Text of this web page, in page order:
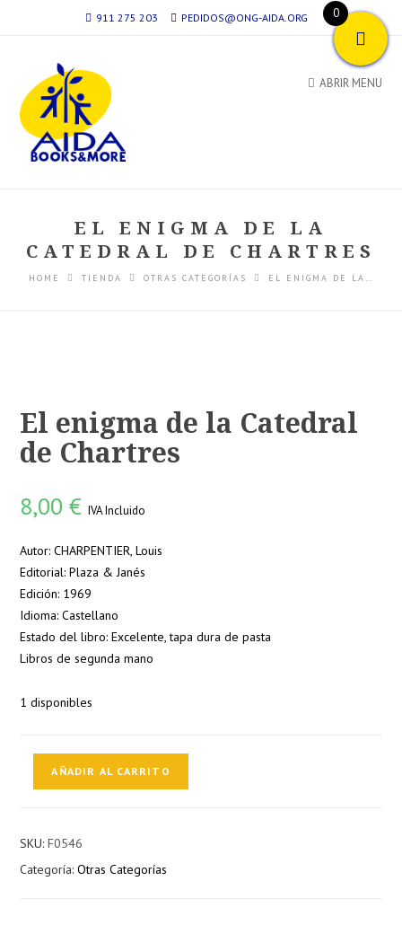
911 275 203 PEDIDOS@ONG-AIDA.ORG
ABRIR MENU
EL ENIGMA DE LA
CATEDRAL DE CHARTRES
HOME TIENDA OTRAS CATEGORÍAS EL ENIGMA DE LA…
El enigma de la Catedral
de Chartres
8,00€ IVA Incluido
Autor: CHARPENTIER, Louis
Editorial: Plaza & Janés
Edición: 1969
Idioma: Castellano
Estado del libro: Excelente, tapa dura de pasta
Libros de segunda mano
1 disponibles
Catedral
de
AÑADIR AL CARRITO
SKU:F0546
Categoría:Otras Categorías
0